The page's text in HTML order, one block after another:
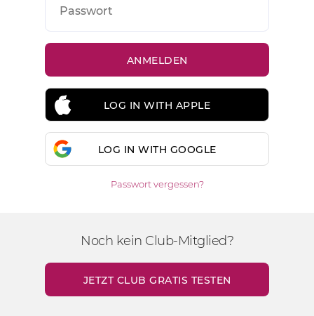
LOG IN WITH APPLE
LOG IN WITH GOOGLE
Passwort vergessen?
Noch kein Club-Mitglied?
JETZT CLUB GRATIS TESTEN